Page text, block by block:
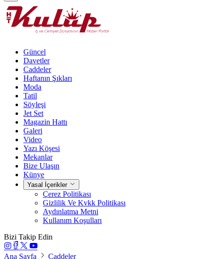
Güncel
Davetler
Caddeler
Haftanın Şıkları
Moda
Tatil
Söyleşi
Jet Set
Magazin Hattı
Galeri
Video
Yazı Köşesi
Mekanlar
Bize Ulaşın
Künye
Yasal İçerikler
Çerez Politikası
Gizlilik Ve Kvkk Politikası
Aydınlatma Metni
Kullanım Koşulları
Bizi Takip Edin
Ana Sayfa
Caddeler